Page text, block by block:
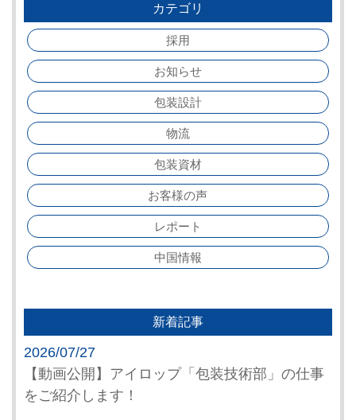
カテゴリ
採用
お知らせ
包装設計
物流
包装資材
お客様の声
レポート
中国情報
新着記事
2026/07/27
【動画公開】アイロップ「包装技術部」の仕事
をご紹介します！